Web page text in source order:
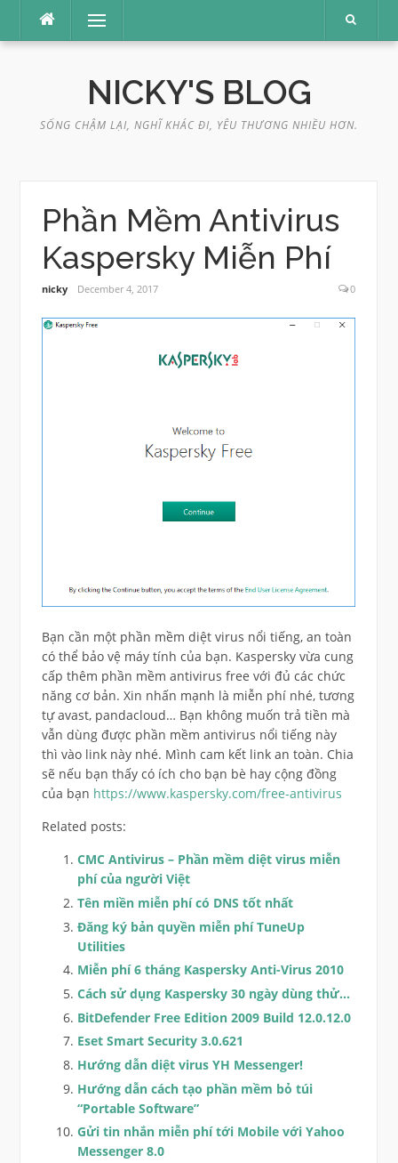
content
Menu
NICKY'S BLOG
SỐNG CHẬM LẠI, NGHĨ KHÁC ĐI, YÊU THƯƠNG NHIỀU HƠN.
Phần Mềm Antivirus
Kaspersky Miễn Phí
nicky December 4, 2017 0
Bạn cần một phần mềm diệt virus nổi tiếng, an toàn
có thể bảo vệ máy tính của bạn. Kaspersky vừa cung
cấp thêm phần mềm antivirus free với đủ các chức
năng cơ bản. Xin nhấn mạnh là miễn phí nhé, tương
tự avast, pandacloud… Bạn không muốn trả tiền mà
vẫn dùng được phần mềm antivirus nổi tiếng này
thì vào link này nhé. Mình cam kết link an toàn. Chia
sẽ nếu bạn thấy có ích cho bạn bè hay cộng đồng
của bạn https://www.kaspersky.com/free-antivirus
Related posts:
CMC Antivirus – Phần mềm diệt virus miễn
phí của người Việt
Tên miền miễn phí có DNS tốt nhất
Đăng ký bản quyền miễn phí TuneUp
Utilities
Miễn phí 6 tháng Kaspersky Anti-Virus 2010
Cách sử dụng Kaspersky 30 ngày dùng thử…
BitDefender Free Edition 2009 Build 12.0.12.0
Eset Smart Security 3.0.621
Hướng dẫn diệt virus YH Messenger!
Hướng dẫn cách tạo phần mềm bỏ túi
“Portable Software”
Gửi tin nhắn miễn phí tới Mobile với Yahoo
Messenger 8.0